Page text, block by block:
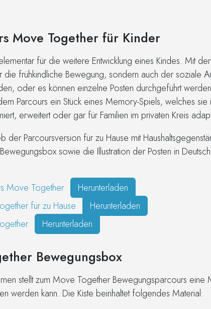
Move Together für Kinder
für die weitere Entwicklung eines Kindes. Mit
frühkindliche Bewegung, sondern auch der soziale
oder es können einzelne Posten durchgeführt
Parcours ein Stück eines Memory-Spiels, welches
erweitert oder gar für Familien im privaten Kreis
der Parcoursversion für zu Hause mit
sowie die Illustration der Posten in
Move Together
Herunterladen
für zu Hause
Herunterladen
Herunterladen
Bewegungsbox
stellt zum Move Together Bewegungsparcours eine
werden kann. Die Kiste beinhaltet folgendes Material: